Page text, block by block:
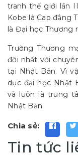
tranh thế giới lần
Kobe là Cao đẳng
là Đại học Thương
Trường Thương
đời nhất với
tại Nhật Bản. Vì
dục đại học Nhật
và luôn là trung
Nhật Bản.
Chia sẻ:
Tin tức